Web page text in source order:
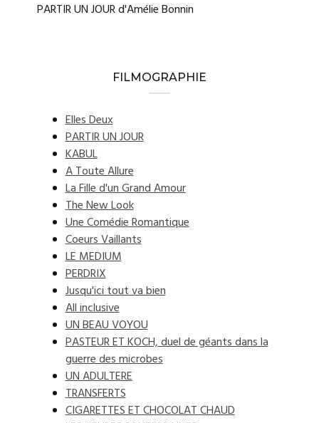
PARTIR UN JOUR d'Amélie Bonnin
FILMOGRAPHIE
Elles Deux
PARTIR UN JOUR
KABUL
A Toute Allure
La Fille d'un Grand Amour
The New Look
Une Comédie Romantique
Coeurs Vaillants
LE MEDIUM
PERDRIX
Jusqu'ici tout va bien
All inclusive
UN BEAU VOYOU
PASTEUR ET KOCH, duel de géants dans la
guerre des microbes
UN ADULTERE
TRANSFERTS
CIGARETTES ET CHOCOLAT CHAUD